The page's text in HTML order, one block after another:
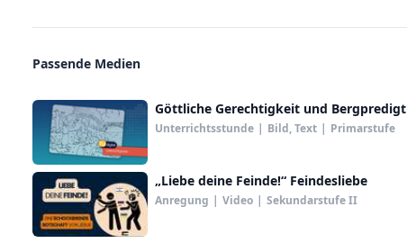
Passende Medien
Göttliche Gerechtigkeit und Bergpredigt
Unterrichtsstunde | Bild, Text | Primarstufe
„Liebe deine Feinde!“ Feindesliebe
Anregung | Video | Sekundarstufe II